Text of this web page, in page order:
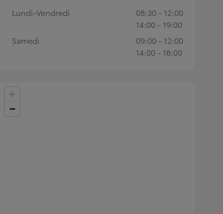
Lundi-Vendredi
08:30 - 12:00
14:00 - 19:00
Samedi
09:00 - 12:00
14:00 - 18:00